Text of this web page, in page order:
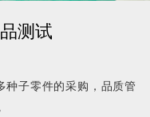
测试
种子零件的采购，品质管